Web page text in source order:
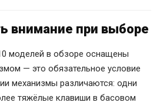
внимание при выборе
моделей в обзоре оснащены
— это обязательное условие
механизмы различаются: одни
тяжёлые клавиши в басовом